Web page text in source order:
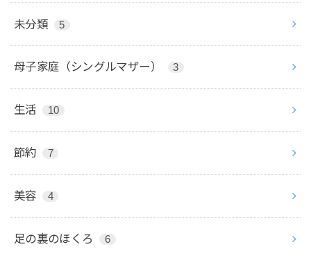
未分類 5
母子家庭（シングルマザー） 3
生活 10
節約 7
美容 4
足の裏のほくろ 6